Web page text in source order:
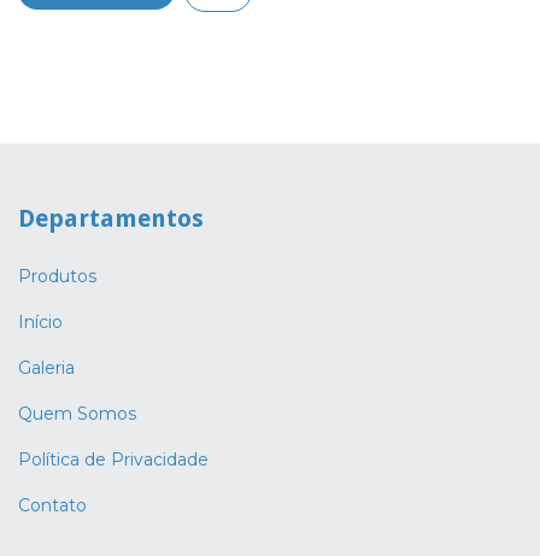
Departamentos
Produtos
Início
Galeria
Quem Somos
Política de Privacidade
Contato